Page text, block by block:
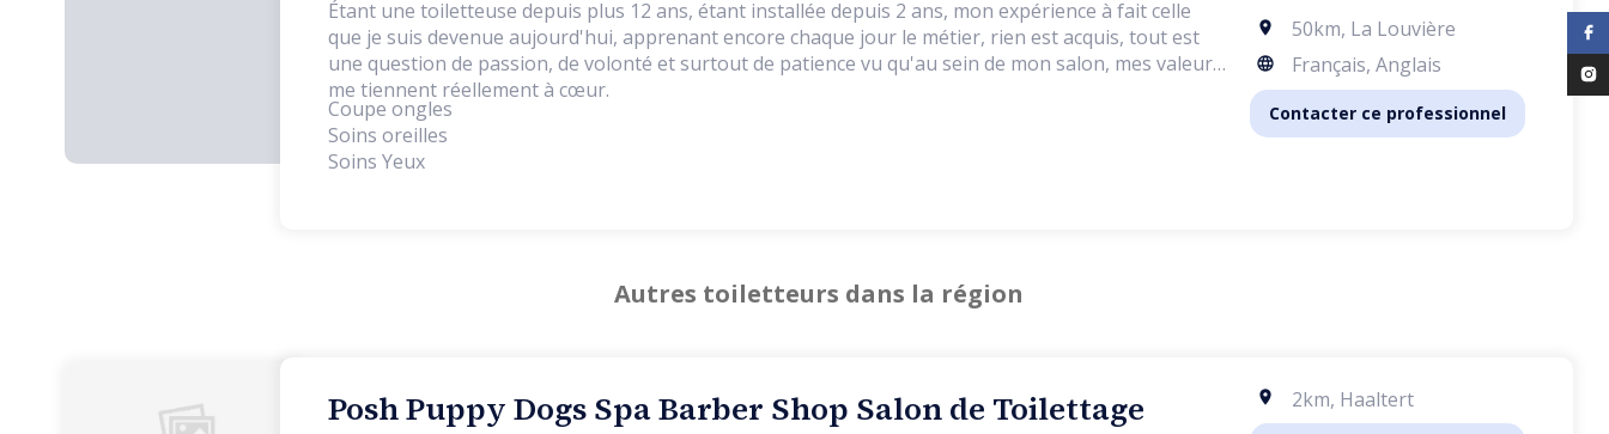
Étant une toiletteuse depuis plus 12 ans, étant installée depuis 2 ans, mon expérience à fait celle
que je suis devenue aujourd'hui, apprenant encore chaque jour le métier, rien est acquis, tout est
une question de passion, de volonté et surtout de patience vu qu'au sein de mon salon, mes valeurs
me tiennent réellement à cœur.
Coupe ongles
Soins oreilles
Soins Yeux
50km, La Louvière
Français, Anglais
Contacter ce professionnel
Autres toiletteurs dans la région
Posh Puppy Dogs Spa Barber Shop Salon de Toilettage 2km, Haaltert